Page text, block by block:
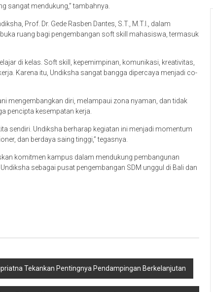
sangat mendukung,” tambahnya.
Prof. Dr. Gede Rasben Dantes, S.T., M.T.I., dalam
ruang bagi pengembangan soft skill mahasiswa, termasuk
di kelas. Soft skill, kepemimpinan, komunikasi, kreativitas,
Karena itu, Undiksha sangat bangga dipercaya menjadi co-
mengembangkan diri, melampaui zona nyaman, dan tidak
pencipta kesempatan kerja.
sendiri. Undiksha berharap kegiatan ini menjadi momentum
dan berdaya saing tinggi,” tegasnya.
komitmen kampus dalam mendukung pembangunan
sebagai pusat pengembangan SDM unggul di Bali dan
Tekankan Pentingnya Pendampingan Berkelanjutan